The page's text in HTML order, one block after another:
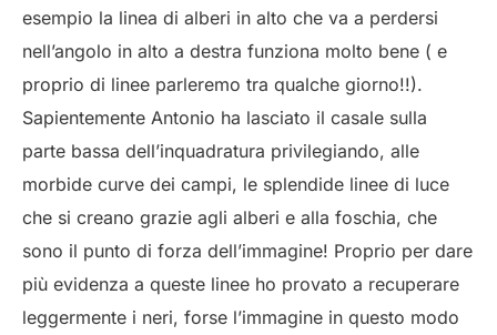
esempio la linea di alberi in alto che va a perdersi
nell’angolo in alto a destra funziona molto bene ( e
proprio di linee parleremo tra qualche giorno!!).
Sapientemente Antonio ha lasciato il casale sulla
parte bassa dell’inquadratura privilegiando, alle
morbide curve dei campi, le splendide linee di luce
che si creano grazie agli alberi e alla foschia, che
sono il punto di forza dell’immagine! Proprio per dare
più evidenza a queste linee ho provato a recuperare
leggermente i neri, forse l’immagine in questo modo